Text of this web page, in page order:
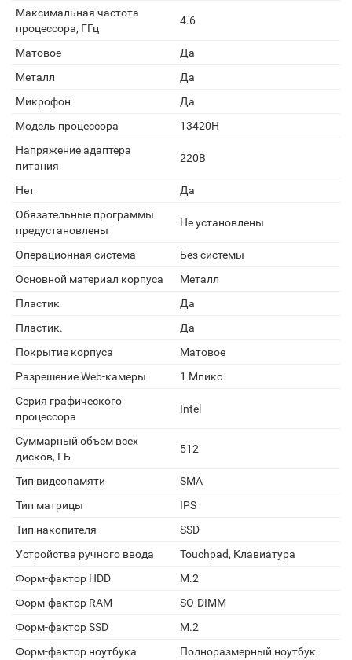
Максимальная частота
процессора, ГГц
4.6
Матовое
Да
Металл
Да
Микрофон
Да
Модель процессора
13420H
Напряжение адаптера
питания
220В
Нет
Да
Обязательные программы
предустановлены
Не установлены
Операционная система
Без системы
Основной материал корпуса
Металл
Пластик
Да
Пластик.
Да
Покрытие корпуса
Матовое
Разрешение Web-камеры
1 Мпикс
Серия графического
процессора
Intel
Суммарный объем всех
дисков, ГБ
512
Тип видеопамяти
SMA
Тип матрицы
IPS
Тип накопителя
SSD
Устройства ручного ввода
Touchpad, Клавиатура
Форм-фактор HDD
M.2
Форм-фактор RAM
SO-DIMM
Форм-фактор SSD
M.2
Форм-фактор ноутбука
Полноразмерный ноутбук